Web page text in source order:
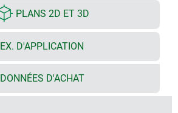
PLANS 2D ET 3D
EX. D'APPLICATION
DONNÉES D'ACHAT